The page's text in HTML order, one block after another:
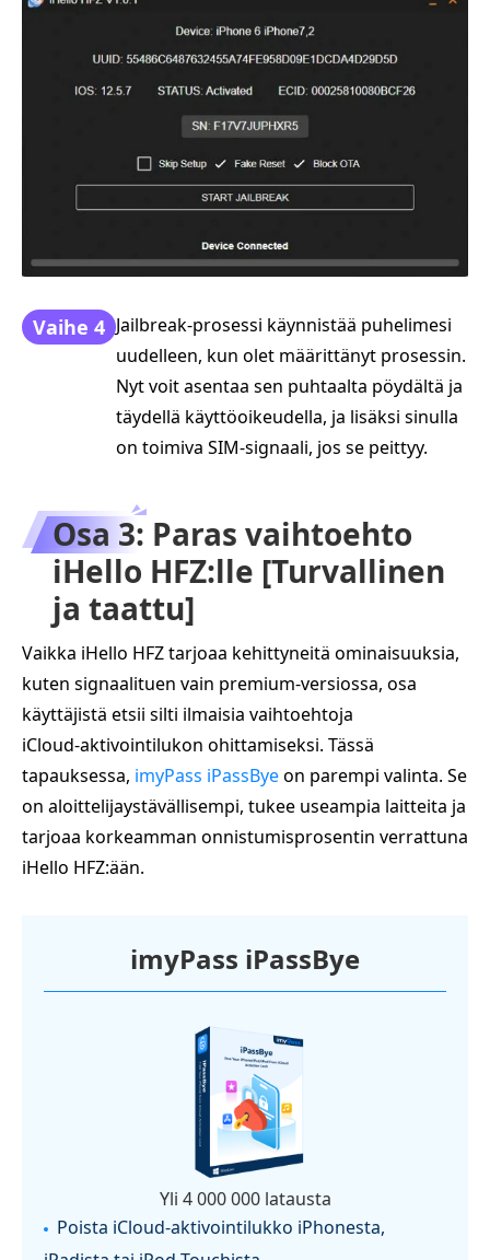
Vaihe 4 Jailbreak-prosessi käynnistää puhelimesi
uudelleen, kun olet määrittänyt prosessin.
Nyt voit asentaa sen puhtaalta pöydältä ja
täydellä käyttöoikeudella, ja lisäksi sinulla
on toimiva SIM-signaali, jos se peittyy.
Osa 3: Paras vaihtoehto
iHello HFZ:lle [Turvallinen
ja taattu]
Vaikka iHello HFZ tarjoaa kehittyneitä ominaisuuksia,
kuten signaalituen vain premium‑versiossa, osa
käyttäjistä etsii silti ilmaisia vaihtoehtoja
iCloud‑aktivointilukon ohittamiseksi. Tässä
tapauksessa, imyPass iPassByeon parempi valinta. Se
on aloittelijaystävällisempi, tukee useampia laitteita ja
tarjoaa korkeamman onnistumisprosentin verrattuna
iHello HFZ:ään.
imyPass iPassBye
Yli 4 000 000 latausta
Poista iCloud‑aktivointilukko iPhonesta,